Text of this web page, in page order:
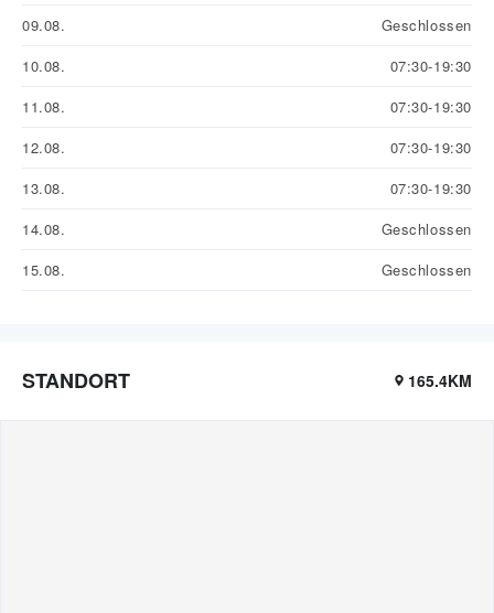
09.08.
Geschlossen
10.08.
07:30-19:30
11.08.
07:30-19:30
12.08.
07:30-19:30
13.08.
07:30-19:30
14.08.
Geschlossen
15.08.
Geschlossen
STANDORT 165.4KM